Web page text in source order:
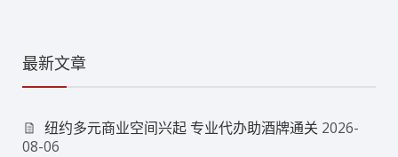
最新文章
纽约多元商业空间兴起 专业代办助酒牌通关 2026-
08-06